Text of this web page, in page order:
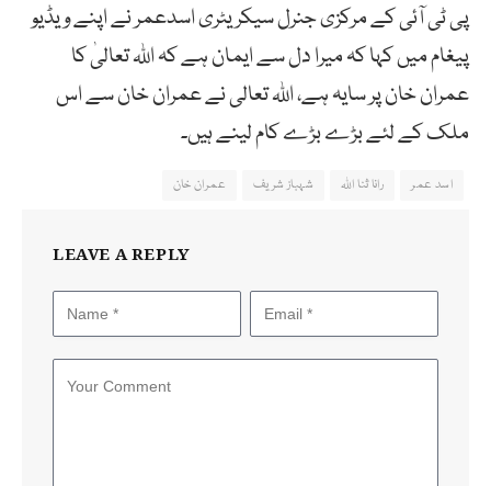
پی ٹی آئی کے مرکزی جنرل سیکریٹری اسدعمر نے اپنے ویڈیو
پیغام میں کہا کہ میرا دل سے ایمان ہے کہ اللہ تعالیٰ کا
عمران خان پر سایہ ہے، اللہ تعالی نے عمران خان سے اس
ملک کے لئے بڑے بڑے کام لینے ہیں۔
اسد عمر رانا ثنا اللہ شہباز شریف عمران خان
LEAVE A REPLY